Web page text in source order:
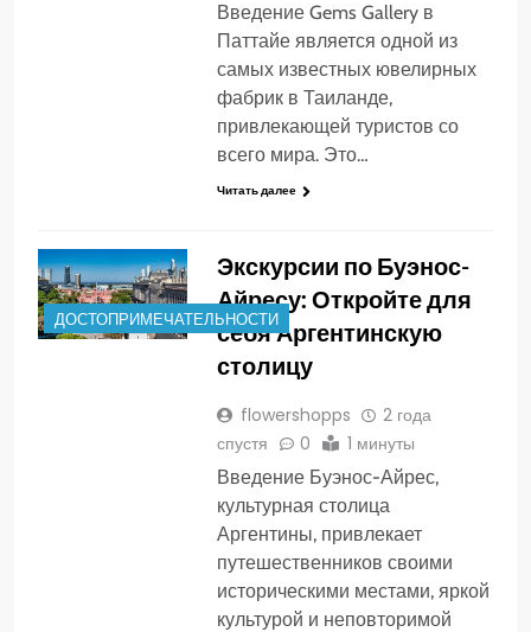
Введение Gems Gallery в
Паттайе является одной из
самых известных ювелирных
фабрик в Таиланде,
привлекающей туристов со
всего мира. Это…
Читать далее
ДОСТОПРИМЕЧАТЕЛЬНОСТИ
Экскурсии по Буэнос-
Айресу: Откройте для
себя Аргентинскую
столицу
flowershopps
2 года
спустя
0 1 минуты
Введение Буэнос-Айрес,
культурная столица
Аргентины, привлекает
путешественников своими
историческими местами, яркой
культурой и неповторимой